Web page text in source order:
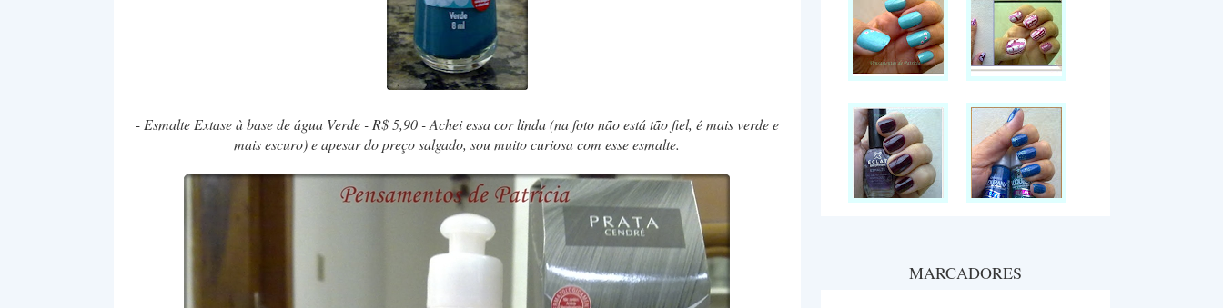
- Esmalte Extase à base de água Verde - R$ 5,90 - Achei essa cor linda (na foto não está tão fiel, é mais verde e
mais escuro) e apesar do preço salgado, sou muito curiosa com esse esmalte.
MARCADORES